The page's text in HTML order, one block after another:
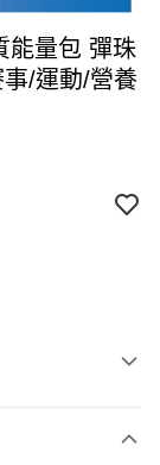
包 彈珠